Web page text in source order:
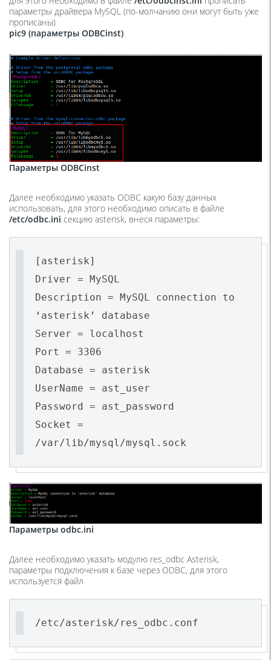
параметры драйвера MySQL (по-молчанию они могут быть уже
прописаны)
pic9 (параметры ODBCinst)
Параметры ODBCinst
Далее необходимо указать ODBC какую базу данных
использовать, для этого необходимо описать в файле
/etc/odbc.ini секцию asterisk, внеся параметры:
[asterisk]
Driver = MySQL
Description = MySQL connection to
‘asterisk’ database
Server = localhost
Port = 3306
Database = asterisk
UserName = ast_user
Password = ast_password
Socket =
/var/lib/mysql/mysql.sock
Параметры odbc.ini
Далее необходимо указать модулю res_odbc Asterisk,
параметры подключения к базе через ODBC, для этого
используется файл
/etc/asterisk/res_odbc.conf